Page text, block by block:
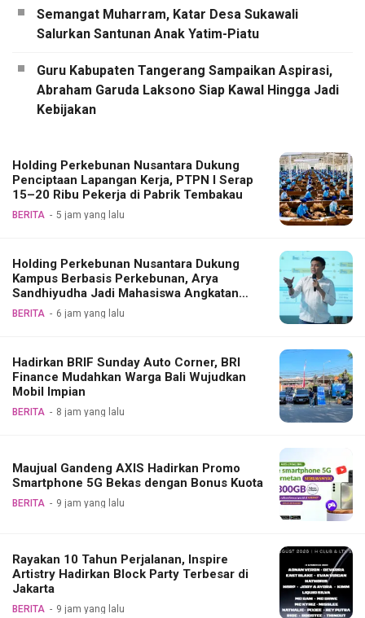
Semangat Muharram, Katar Desa Sukawali
Salurkan Santunan Anak Yatim-Piatu
Guru Kabupaten Tangerang Sampaikan Aspirasi,
Abraham Garuda Laksono Siap Kawal Hingga Jadi
Kebijakan
Holding Perkebunan Nusantara Dukung
Penciptaan Lapangan Kerja, PTPN I Serap
15–20 Ribu Pekerja di Pabrik Tembakau
BERITA 5 jam yang lalu
Holding Perkebunan Nusantara Dukung
Kampus Berbasis Perkebunan, Arya
Sandhiyudha Jadi Mahasiswa Angkatan
Pertama Magister ITSI
BERITA 6 jam yang lalu
Hadirkan BRIF Sunday Auto Corner, BRI
Finance Mudahkan Warga Bali Wujudkan
Mobil Impian
BERITA 8 jam yang lalu
Maujual Gandeng AXIS Hadirkan Promo
Smartphone 5G Bekas dengan Bonus Kuota
BERITA 9 jam yang lalu
Rayakan 10 Tahun Perjalanan, Inspire
Artistry Hadirkan Block Party Terbesar di
Jakarta
BERITA 9 jam yang lalu